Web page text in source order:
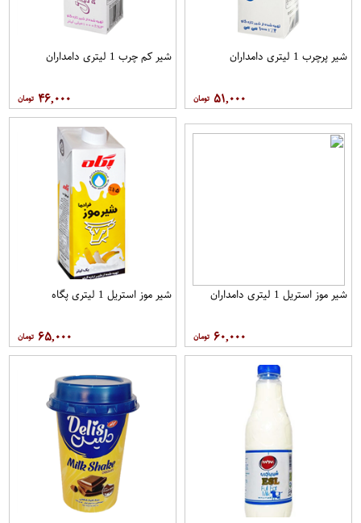
شیر پرچرب 1 لیتری دامداران
۵۱,۰۰۰
شیر کم چرب 1 لیتری دامداران
۴۶,۰۰۰
شیر موز استریل 1 لیتری دامداران
۶۰,۰۰۰
شیر موز استریل 1 لیتری پگاه
۶۵,۰۰۰